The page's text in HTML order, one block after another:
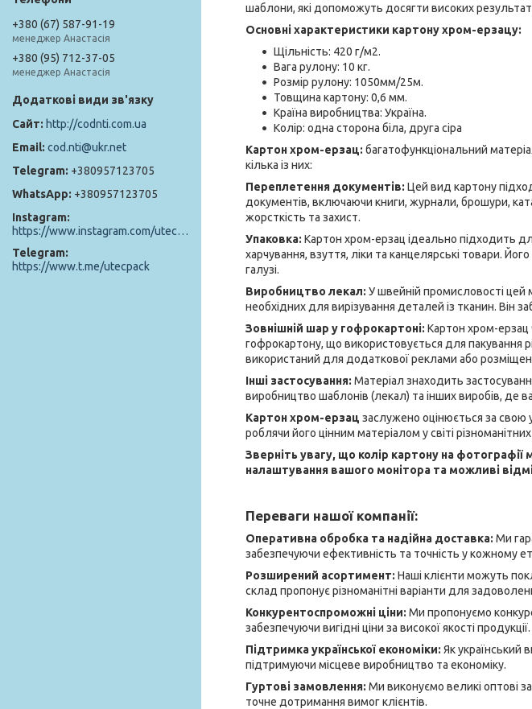
шаблони, які допоможуть досягти високих
Основні характеристики картону хром-ерзацу:
Щільність: 420 г/м2.
Вага рулону: 10 кг.
Розмір рулону: 1050мм/25м.
Товщина картону: 0,6 мм.
Країна виробництва: Україна.
Колір: одна сторона біла, друга сіра
Картон хром-ерзац: багатофункціональний
кілька із них:
Переплетення документів: Цей вид картону
документів, включаючи книги, журнали, брошури,
жорсткість та захист.
Упаковка: Картон хром-ерзац ідеально підходить
харчування, взуття, ліки та канцелярські товари.
галузі.
Виробництво лекал: У швейній промисловості цей
необхідних для вирізування деталей із тканин. Він
Зовнішній шар у гофрокартоні: Картон хром-ерзац
гофрокартону, що використовується для пакування
використаний для додаткової реклами або
Інші застосування: Матеріал знаходить
виробництво шаблонів (лекал) та інших виробів, де
Картон хром-ерзац заслужено оцінюється за свою
роблячи його цінним матеріалом у світі
Зверніть увагу, що колір картону на фотографії
налаштування вашого монітора та можливі
Переваги нашої компанії:
Оперативна обробка та надійна доставка: Ми
забезпечуючи ефективність та точність у кожному
Розширений асортимент: Наші клієнти можуть
склад пропонує різноманітні варіанти для
Конкурентоспроможні ціни: Ми пропонуємо
забезпечуючи вигідні ціни за високої якості продукції.
Підтримка української економіки: Як український
підтримуючи місцеве виробництво та економіку.
Гуртові замовлення: Ми виконуємо великі оптові
точне дотримання вимог клієнтів.
+380 (67) 587-91-19
менеджер Анастасія
+380 (95) 712-37-05
менеджер Анастасія
http://codnti.com.ua
cod.nti@ukr.net
+380957123705
+380957123705
Instagram
https://www.instagram.com/utec_pack/
Telegram
https://www.t.me/utecpack